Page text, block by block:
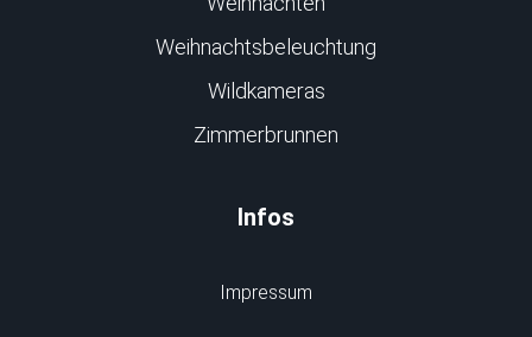
Weihnachtsbeleuchtung
Wildkameras
Zimmerbrunnen
Infos
Impressum